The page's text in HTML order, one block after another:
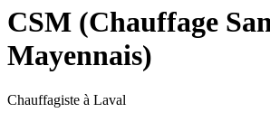
CSM (Chauffage
Mayennais)
Chauffagiste à Laval